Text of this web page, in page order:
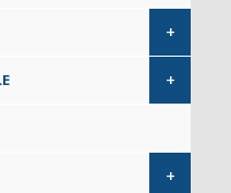
+
+
+